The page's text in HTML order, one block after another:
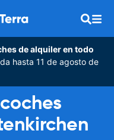
de alquiler en todo
hasta 11 de agosto de